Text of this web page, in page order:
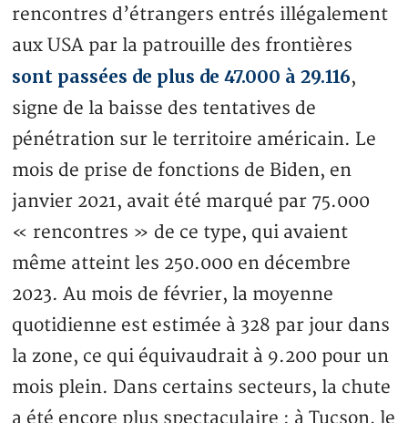
rencontres d’étrangers entrés illégalement
aux USA par la patrouille des frontières
sont passées de plus de 47.000 à 29.116,
signe de la baisse des tentatives de
pénétration sur le territoire américain. Le
mois de prise de fonctions de Biden, en
janvier 2021, avait été marqué par 75.000
« rencontres » de ce type, qui avaient
même atteint les 250.000 en décembre
2023. Au mois de février, la moyenne
quotidienne est estimée à 328 par jour dans
la zone, ce qui équivaudrait à 9.200 pour un
mois plein. Dans certains secteurs, la chute